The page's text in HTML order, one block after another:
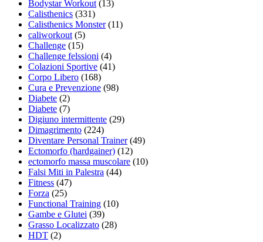
Bodystar Workout(13)
Calisthenics (331)
Calisthenics Monster(11)
caliworkout(5)
Challenge (15)
Challenge felssioni (4)
Colazioni Sportive (41)
Corpo Libero (168)
Cura e Prevenzione (98)
Diabete (2)
Diabete (7)
Digiuno intermittente (29)
Dimagrimento (224)
Diventare Personal Trainer(49)
Ectomorfo (hardgainer) (12)
ectomorfo massa muscolare (10)
Falsi Miti in Palestra (44)
Fitness (47)
Forza (25)
Functional Training (10)
Gambe e Glutei (39)
Grasso Localizzato (28)
HDT (2)